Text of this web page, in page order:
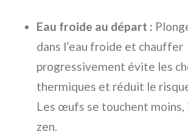
Eau froide au départ :
dans l’eau froide et chauffer
progressivement évite les
thermiques et réduit le
Les œufs se touchent moins,
zen.